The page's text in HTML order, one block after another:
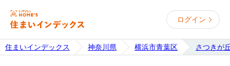
ログイン
住まいインデックス 神奈川県 横浜市青葉区 さつきが